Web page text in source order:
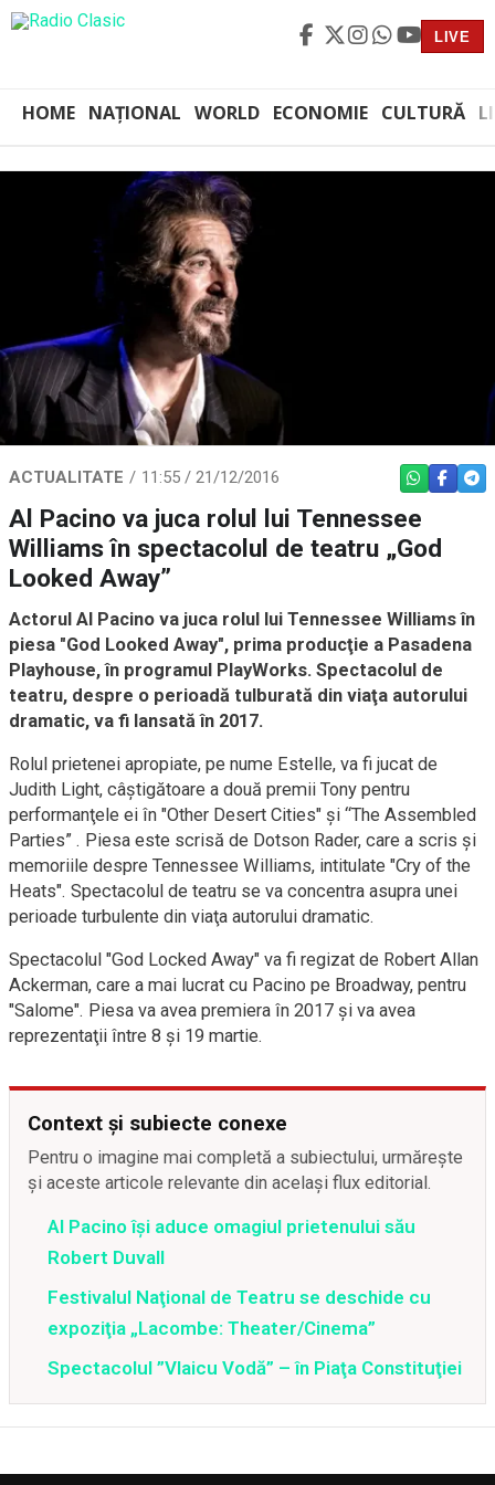
LIVE
HOME NAȚIONAL WORLD ECONOMIE CULTURĂ
ACTUALITATE 11:55 / 21/12/2016 WHATSAPP
Al Pacino va juca rolul lui Tennessee
Williams în spectacolul de teatru „God
Looked Away”
Actorul Al Pacino va juca rolul lui Tennessee Williams în
piesa "God Looked Away", prima producţie a Pasadena
Playhouse, în programul PlayWorks. Spectacolul de
teatru, despre o perioadă tulburată din viaţa autorului
dramatic, va fi lansată în 2017.
Rolul prietenei apropiate, pe nume Estelle, va fi jucat de
Judith Light, câştigătoare a două premii Tony pentru
performanţele ei în "Other Desert Cities" şi “The Assembled
Parties” . Piesa este scrisă de Dotson Rader, care a scris şi
memoriile despre Tennessee Williams, intitulate "Cry of the
Heats". Spectacolul de teatru se va concentra asupra unei
perioade turbulente din viaţa autorului dramatic.
Spectacolul "God Locked Away" va fi regizat de Robert Allan
Ackerman, care a mai lucrat cu Pacino pe Broadway, pentru
"Salome". Piesa va avea premiera în 2017 şi va avea
reprezentaţii între 8 şi 19 martie.
Context și subiecte conexe
Pentru o imagine mai completă a subiectului, urmărește
și aceste articole relevante din același flux editorial.
Al Pacino își aduce omagiul prietenului său
Robert Duvall
Festivalul Naţional de Teatru se deschide cu
expoziţia „Lacombe: Theater/Cinema”
Spectacolul ”Vlaicu Vodă” – în Piaţa Constituţiei